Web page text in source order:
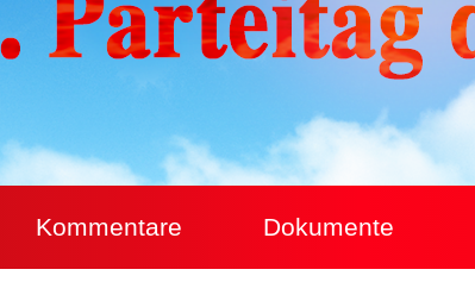
Kommentare Dokumente